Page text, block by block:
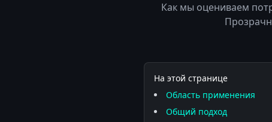
Как мы оцениваем
На этой странице
Область применения
Общий подход